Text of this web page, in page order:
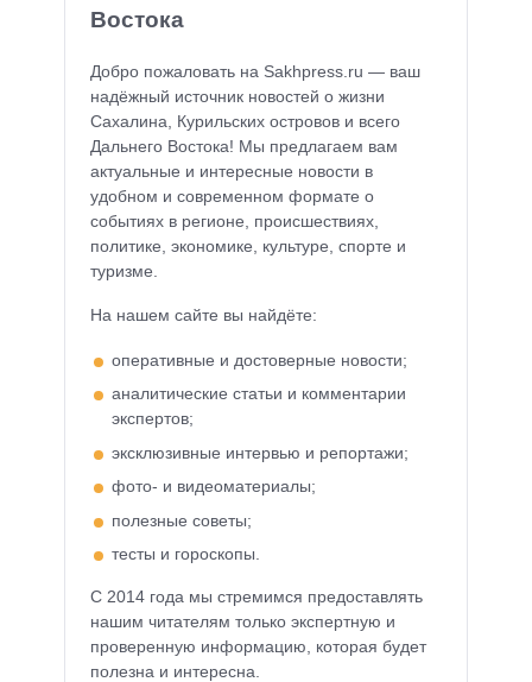
Востока
Добро пожаловать на Sakhpress.ru — ваш
надёжный источник новостей о жизни
Сахалина, Курильских островов и всего
Дальнего Востока! Мы предлагаем вам
актуальные и интересные новости в
удобном и современном формате о
событиях в регионе, происшествиях,
политике, экономике, культуре, спорте и
туризме.
На нашем сайте вы найдёте:
оперативные и достоверные новости;
аналитические статьи и комментарии
экспертов;
эксклюзивные интервью и репортажи;
фото- и видеоматериалы;
полезные советы;
тесты и гороскопы.
С 2014 года мы стремимся предоставлять
нашим читателям только экспертную и
проверенную информацию, которая будет
полезна и интересна.